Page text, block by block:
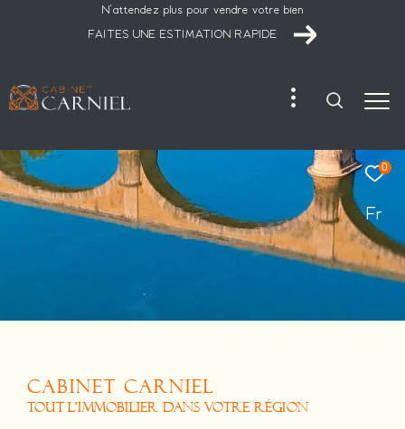
N'attendez plus pour vendre votre bien
FAITES UNE ESTIMATION RAPIDE
0
Fr
CABINET CARNIEL
TOUT L'IMMOBILIER DANS VOTRE RÉGION